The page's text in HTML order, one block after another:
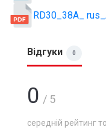
RD30_38A_
Відгуки 0
0 / 5
середній рейтинг